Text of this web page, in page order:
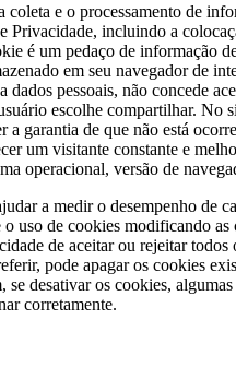
e o processamento de
Privacidade, incluindo a
é um pedaço de informação
em seu navegador de
pessoais, não concede
escolhe compartilhar. No
a garantia de que não está
um visitante constante e
operacional, versão de
a medir o desempenho de
uso de cookies modificando as
de aceitar ou rejeitar
pode apagar os cookies
desativar os cookies,
corretamente.